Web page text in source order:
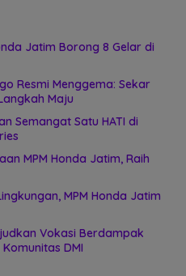
Jatim Borong 8 Gelar di
Resmi Menggema: Sekar
Maju
Semangat Satu HATI di
MPM Honda Jatim, Raih
MPM Honda Jatim
Vokasi Berdampak
DMI